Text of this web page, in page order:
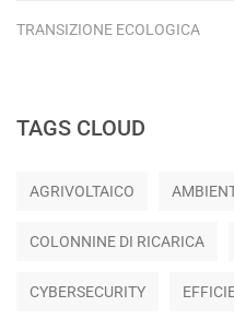
TRANSIZIONE ECOLOGICA
TAGS CLOUD
AGRIVOLTAICO
COLONNINE DI RICARICA
CYBERSECURITY